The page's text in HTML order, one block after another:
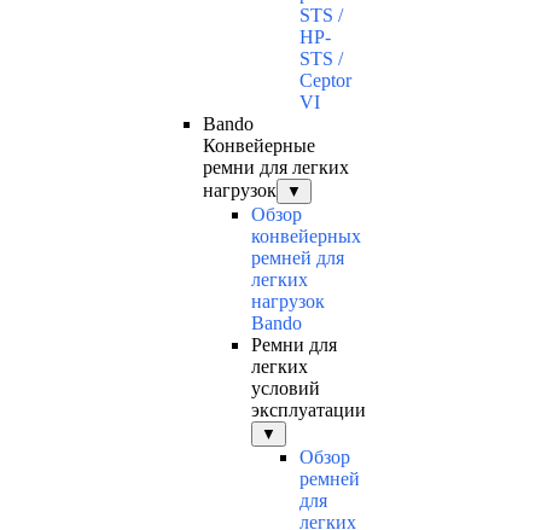
STS /
HP-
STS /
Ceptor
VI
Bando
Конвейерные
ремни для легких
нагрузок
▼
Обзор
конвейерных
ремней для
легких
нагрузок
Bando
Ремни для
легких
условий
эксплуатации
▼
Обзор
ремней
для
легких